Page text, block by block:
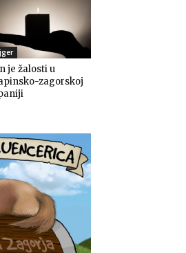
je žalosti u
zagorskoj